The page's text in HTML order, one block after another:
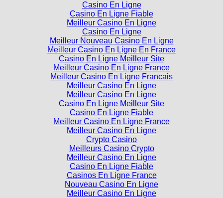
Casino En Ligne
Casino En Ligne Fiable
Meilleur Casino En Ligne
Casino En Ligne
Meilleur Nouveau Casino En Ligne
Meilleur Casino En Ligne En France
Casino En Ligne Meilleur Site
Meilleur Casino En Ligne France
Meilleur Casino En Ligne Francais
Meilleur Casino En Ligne
Meilleur Casino En Ligne
Casino En Ligne Meilleur Site
Casino En Ligne Fiable
Meilleur Casino En Ligne France
Meilleur Casino En Ligne
Crypto Casino
Meilleurs Casino Crypto
Meilleur Casino En Ligne
Casino En Ligne Fiable
Casinos En Ligne France
Nouveau Casino En Ligne
Meilleur Casino En Ligne